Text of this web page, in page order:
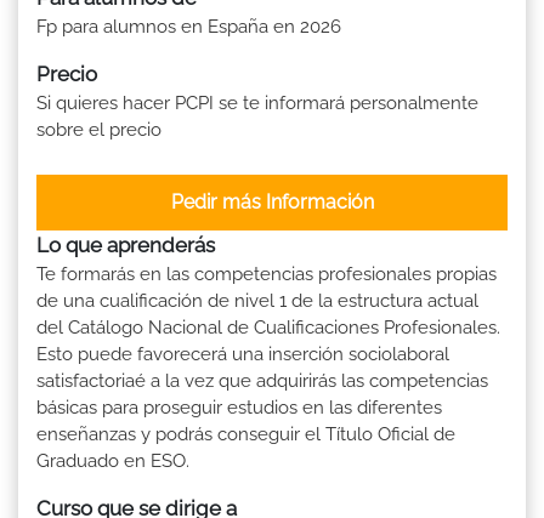
Fp para alumnos en España en 2026
Precio
Si quieres hacer PCPI se te informará personalmente
sobre el precio
Pedir más Información
Lo que aprenderás
Te formarás en las competencias profesionales propias
de una cualificación de nivel 1 de la estructura actual
del Catálogo Nacional de Cualificaciones Profesionales.
Esto puede favorecerá una inserción sociolaboral
satisfactoriaé a la vez que adquirirás las competencias
básicas para proseguir estudios en las diferentes
enseñanzas y podrás conseguir el Título Oficial de
Graduado en ESO.
Curso que se dirige a